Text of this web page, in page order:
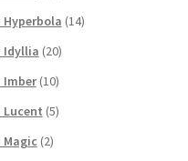
(14)
Idyllia (20)
Imber (10)
Lucent (5)
Magic (2)